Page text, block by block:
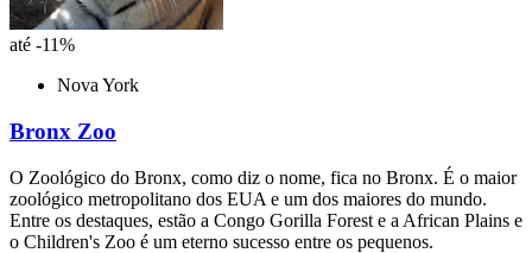
até -11%
Nova York
Bronx Zoo
O Zoológico do Bronx, como diz o nome, fica no Bronx. É o maior
zoológico metropolitano dos EUA e um dos maiores do mundo.
Entre os destaques, estão a Congo Gorilla Forest e a African Plains e
o Children's Zoo é um eterno sucesso entre os pequenos.